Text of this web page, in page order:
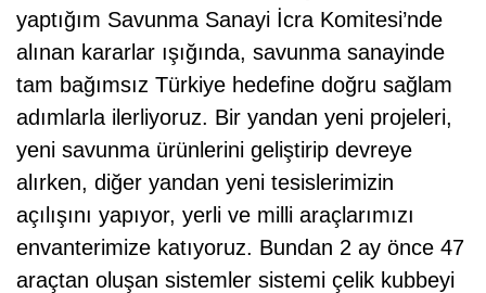
yaptığım Savunma Sanayi İcra Komitesi’nde
alınan kararlar ışığında, savunma sanayinde
tam bağımsız Türkiye hedefine doğru sağlam
adımlarla ilerliyoruz. Bir yandan yeni projeleri,
yeni savunma ürünlerini geliştirip devreye
alırken, diğer yandan yeni tesislerimizin
açılışını yapıyor, yerli ve milli araçlarımızı
envanterimize katıyoruz. Bundan 2 ay önce 47
araçtan oluşan sistemler sistemi çelik kubbeyi